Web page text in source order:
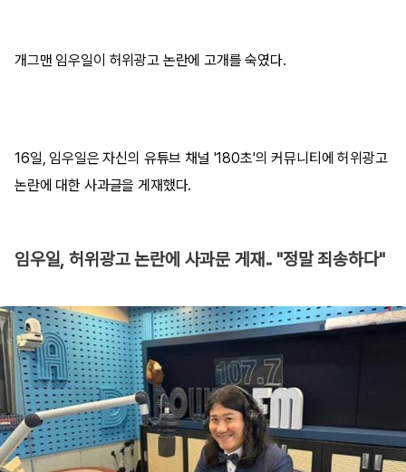
개그맨 임우일이 허위광고 논란에 고개를 숙였다.
16일, 임우일은 자신의 유튜브 채널 '180초'의 커뮤니티에 허위광고
논란에 대한 사과글을 게재했다.
임우일, 허위광고 논란에 사과문 게재.. "정말 죄송하다"